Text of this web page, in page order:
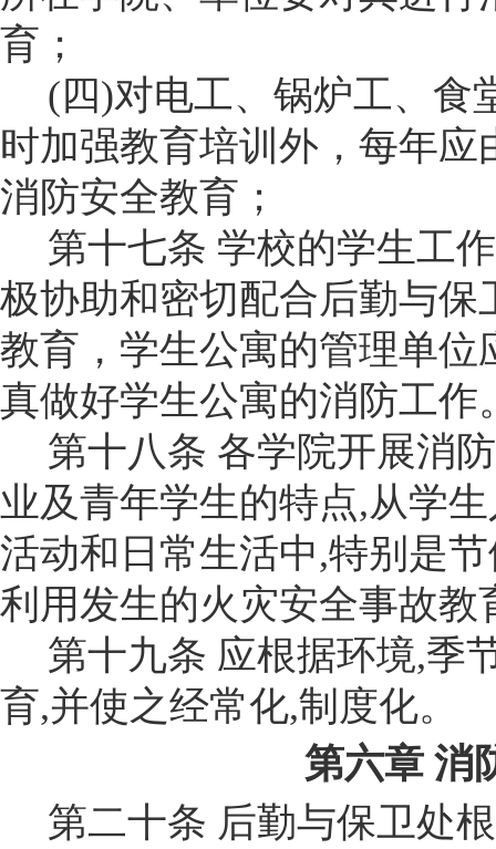
育；
( 四)对电工、锅炉工、食
时加强教育培训外，每年应
消防安全教育；
第十七条 学校的学生工作
极协助和密切配合后勤与保
教育，学生公寓的管理单
真做好学生公寓的消防工作
第十八条 各学院开展消
业及青年学生的特点,从学
活动和日常生活中,特别是
利用发生的火灾安全事故教
第十九条 应根据环境,季
育,并使之经常化,制度化。
第六章 消
第二十条 后勤与保卫处